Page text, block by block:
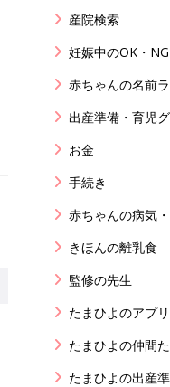
産院検索
妊娠中のOK・NG
赤ちゃんの名前
出産準備・育児
お金
手続き
赤ちゃんの病気
きほんの離乳食
監修の先生
たまひよのアプリ
たまひよの仲間
たまひよの出産